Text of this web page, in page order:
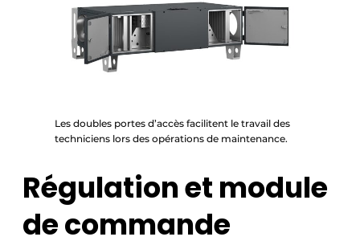
Les doubles portes d’accès facilitent le travail des
techniciens lors des opérations de maintenance.
Régulation et module
de commande